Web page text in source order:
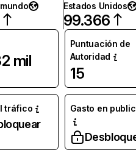
Estados Unidos
99.366
mil
Puntuación de
Autoridad
15
tráfico Gasto en